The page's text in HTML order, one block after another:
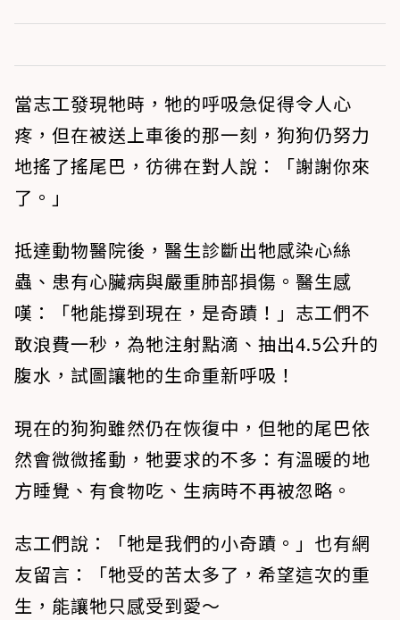
當志工發現牠時，牠的呼吸急促得令人心
疼，但在被送上車後的那一刻，狗狗仍努力
地搖了搖尾巴，彷彿在對人說：「謝謝你來
了。」
抵達動物醫院後，醫生診斷出牠感染心絲
蟲、患有心臟病與嚴重肺部損傷。醫生感
嘆：「牠能撐到現在，是奇蹟！」志工們不
敢浪費一秒，為牠注射點滴、抽出4.5公升的
腹水，試圖讓牠的生命重新呼吸！
現在的狗狗雖然仍在恢復中，但牠的尾巴依
然會微微搖動，牠要求的不多：有溫暖的地
方睡覺、有食物吃、生病時不再被忽略。
志工們說：「牠是我們的小奇蹟。」也有網
友留言：「牠受的苦太多了，希望這次的重
生，能讓牠只感受到愛～